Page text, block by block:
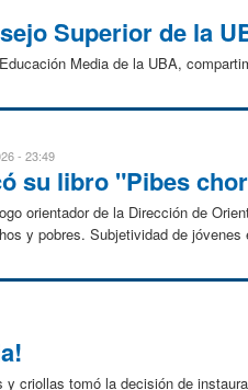
Superior de la
Media de la UBA,
- 23:49
su libro "Pibes
orientador de la Dirección de
y pobres. Subjetividad de
y criollas tomó la decisión de